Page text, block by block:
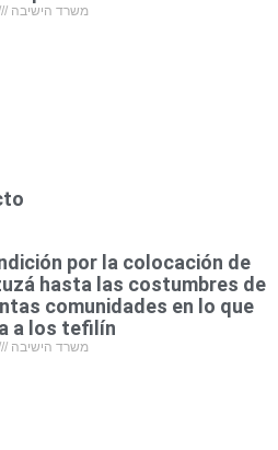
משרד הישיבה
por la colocación de
hasta las costumbres de
comunidades en lo que
a los tefilín
משרד הישיבה